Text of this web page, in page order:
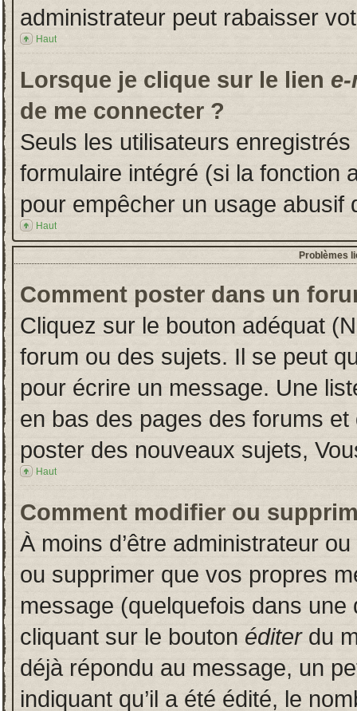
administrateur peut rabaisser
Haut
Lorsque je clique sur le lien
de me connecter ?
Seuls les utilisateurs
formulaire intégré (si la fonction
pour empêcher un usage abusif
Haut
Problèmes
Comment poster dans un
Cliquez sur le bouton adéquat
forum ou des sujets. Il se peut
pour écrire un message. Une
en bas des pages des forums
poster des nouveaux sujets,
Haut
Comment modifier ou
À moins d’être administrateur
ou supprimer que vos propres
message (quelquefois dans
cliquant sur le bouton éditerdu
déjà répondu au message, un
indiquant qu’il a été édité, le